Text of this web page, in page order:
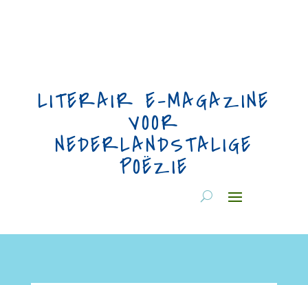
LITERAIR E-MAGAZINE
VOOR
NEDERLANDSTALIGE
POËZIE